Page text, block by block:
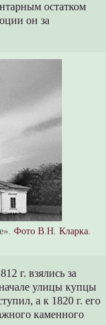
остатком
он за
Фото В.Н. Кларка.
г. взялись за
улицы купцы
а к 1820 г. его
каменного